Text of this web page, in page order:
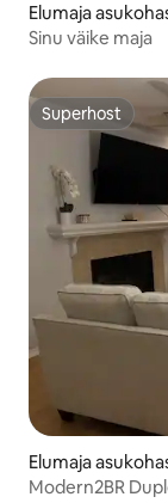
Elumaja
Sinu väike maja
Superhost
Superhost
Elumaja
Modern2BR